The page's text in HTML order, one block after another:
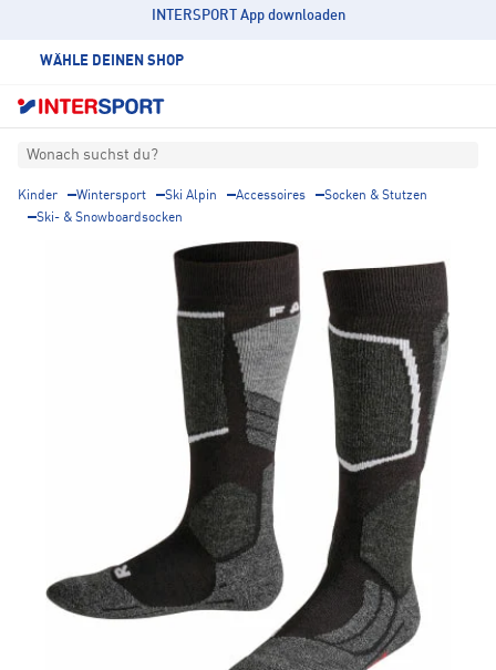
INTERSPORT App downloaden
WÄHLE DEINEN SHOP
Wonach suchst du?
Kinder Wintersport Ski Alpin Accessoires
Socken & Stutzen
Ski- & Snowboardsocken